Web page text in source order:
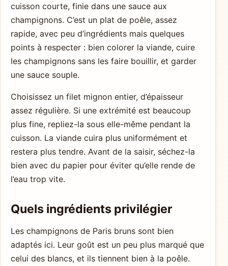
cuisson courte, finie dans une sauce aux
champignons. C’est un plat de poêle, assez
rapide, avec peu d’ingrédients mais quelques
points à respecter : bien colorer la viande, cuire
les champignons sans les faire bouillir, et garder
une sauce souple.
Choisissez un filet mignon entier, d’épaisseur
assez régulière. Si une extrémité est beaucoup
plus fine, repliez-la sous elle-même pendant la
cuisson. La viande cuira plus uniformément et
restera plus tendre. Avant de la saisir, séchez-la
bien avec du papier pour éviter qu’elle rende de
l’eau trop vite.
Quels ingrédients privilégier
Les champignons de Paris bruns sont bien
adaptés ici. Leur goût est un peu plus marqué que
celui des blancs, et ils tiennent bien à la poêle.